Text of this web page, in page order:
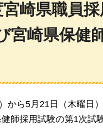
崎県職員
宮崎県保健
から5月21日（木曜日
師採用試験の第1次試